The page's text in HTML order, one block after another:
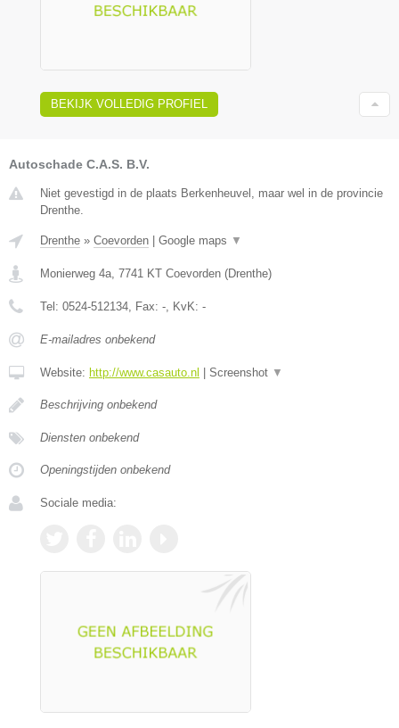
BEKIJK VOLLEDIG PROFIEL
Autoschade C.A.S. B.V.
Niet gevestigd in de plaats Berkenheuvel, maar wel in de provincie
Drenthe.
Drenthe » Coevorden Google maps ▼
Monierweg 4a, 7741 KT Coevorden (Drenthe)
Tel: 0524-512134, Fax: -, KvK: -
E-mailadres onbekend
Website: http://www.casauto.nl Screenshot ▼
Beschrijving onbekend
Diensten onbekend
Openingstijden onbekend
Sociale media: